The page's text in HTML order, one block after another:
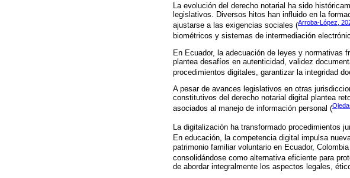
La evolución del derecho notarial ha sido
legislativos. Diversos hitos han influido en la
ajustarse a las exigencias sociales (Arroba-López,
biométricos y sistemas de intermediación
En Ecuador, la adecuación de leyes y normativas
plantea desafíos en autenticidad, validez
procedimientos digitales, garantizar la integridad
A pesar de avances legislativos en otras
constitutivos del derecho notarial digital plantea
asociados al manejo de información personal (
La digitalización ha transformado procedimientos
En educación, la competencia digital impulsa
patrimonio familiar voluntario en Ecuador,
consolidándose como alternativa eficiente para
de abordar integralmente los aspectos legales,